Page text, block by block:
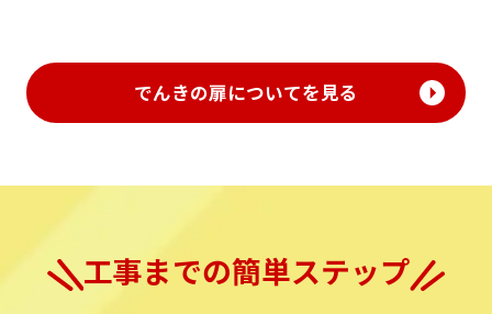
でんきの扉についてを見る
工事までの簡単ステップ